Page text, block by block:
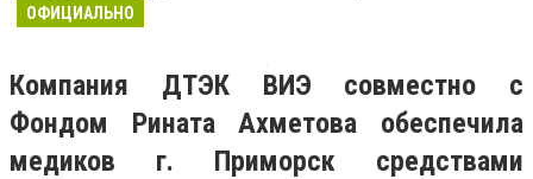
ОФИЦИАЛЬНО
Компания ДТЭК ВИЭ совместно с
Фондом Рината Ахметова обеспечила
медиков г. Приморск средствами